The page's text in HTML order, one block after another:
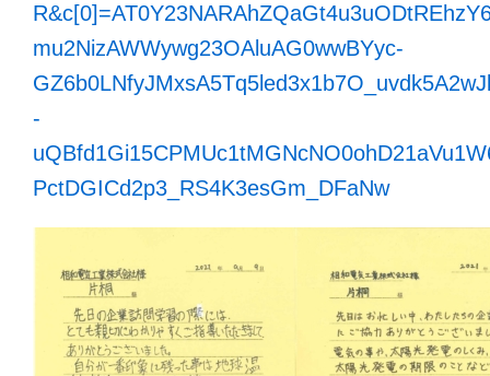
mu2NizAWWywg23OAluAG0wwBYyc-
-
PctDGICd2p3_RS4K3esGm_DFaNw